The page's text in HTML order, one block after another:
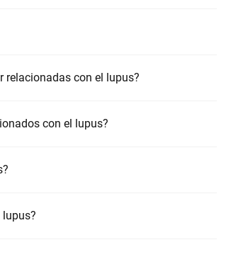
relacionadas con el lupus?
con el lupus?